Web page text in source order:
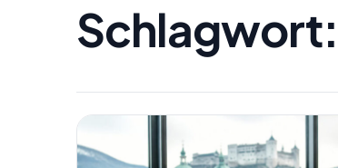
Schlagwort: